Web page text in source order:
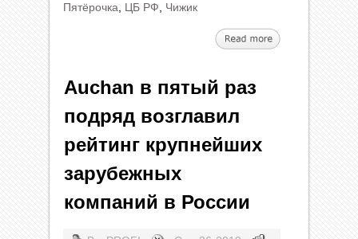
Пятёрочка
ЦБ РФ Чижик
Auchan в пятый раз
подряд возглавил
рейтинг крупнейших
зарубежных
компаний в России